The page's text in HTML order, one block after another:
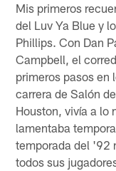
Mis primeros
del Luv Ya Blue y
Phillips. Con Dan
Campbell, el
primeros pasos en
carrera de Salón
Houston, vivía a lo
lamentaba
temporada del '92
todos sus